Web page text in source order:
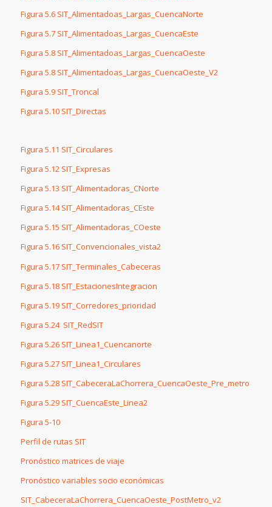
Figura 5.6 SIT_Alimentadoas_Largas_CuencaNorte
Figura 5.7 SIT_Alimentadoas_Largas_CuencaEste
Figura 5.8 SIT_Alimentadoas_Largas_CuencaOeste
Figura 5.8 SIT_Alimentadoas_Largas_CuencaOeste_V2
Figura 5.9 SIT_Troncal
Figura 5.10 SIT_Directas
Figura 5.11 SIT_Circulares
Figura 5.12 SIT_Expresas
Figura 5.13 SIT_Alimentadoras_CNorte
Figura 5.14 SIT_Alimentadoras_CEste
Figura 5.15 SIT_Alimentadoras_COeste
Figura 5.16 SIT_Convencionales_vista2
Figura 5.17 SIT_Terminales_Cabeceras
Figura 5.18 SIT_EstacionesIntegracion
Figura 5.19 SIT_Corredores_prioridad
Figura 5.24 SIT_RedSIT
Figura 5.26 SIT_Linea1_Cuencanorte
Figura 5.27 SIT_Linea1_Circulares
Figura 5.28 SIT_CabeceraLaChorrera_CuencaOeste_Pre_metro
Figura 5.29 SIT_CuencaEste_Linea2
Figura 5-10
Perfil de rutas SIT
Pronóstico matrices de viaje
Pronóstico variables socio económicas
SIT_CabeceraLaChorrera_CuencaOeste_PostMetro_v2